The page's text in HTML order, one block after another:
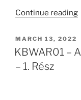
Continue reading
POSTED
ON
MARCH 13, 2022
KBWAR01 –
– 1. Rész